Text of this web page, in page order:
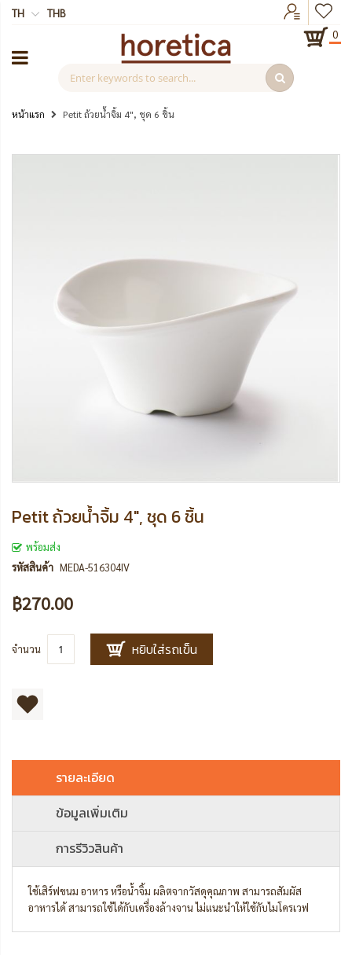
TH
THB
0
หน้าแรก Petit ถ้วยน้ำจิ้ม 4", ชุด 6 ชิ้น
Petit ถ้วยน้ำจิ้ม 4", ชุด 6 ชิ้น
พร้อมส่ง
รหัสสินค้า MEDA-516304IV
฿270.00
จำนวน หยิบใส่รถเข็น
รายละเอียด
ข้อมูลเพิ่มเติม
การรีวิวสินค้า
ใช้เสิร์ฟขนม อาหาร หรือน้ำจิ้ม ผลิตจากวัสดุคุณภาพ สามารถสัมผัส
อาหารได้ สามารถใช้ได้กับเครื่องล้างจาน ไม่แนะนำให้ใช้กับไมโครเวฟ